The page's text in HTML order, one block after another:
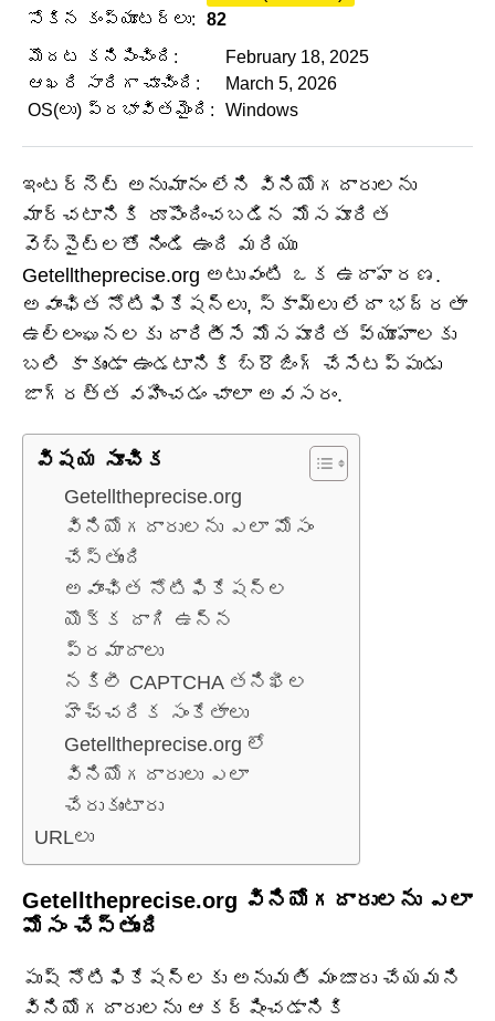
సోకిన కంప్యూటర్లు:
82
మొదట కనిపించింది:
February 18, 2025
ఆఖరి సారిగా చూచింది:
March 5, 2026
OS(లు) ప్రభావితమైంది:
Windows
ఇంటర్నెట్ అనుమానం లేని వినియోగదారులను
మార్చటానికి రూపొందించబడిన మోసపూరిత
వెబ్‌సైట్‌లతో నిండి ఉంది మరియు
Getelltheprecise.org అటువంటి ఒక ఉదాహరణ.
అవాంఛిత నోటిఫికేషన్‌లు, స్కామ్‌లు లేదా భద్రతా
ఉల్లంఘనలకు దారితీసే మోసపూరిత వ్యూహాలకు
బలి కాకుండా ఉండటానికి బ్రౌజింగ్ చేసేటప్పుడు
జాగ్రత్త వహించడం చాలా అవసరం.
విషయ సూచిక
Getelltheprecise.org
వినియోగదారులను ఎలా మోసం
చేస్తుంది
అవాంఛిత నోటిఫికేషన్ల
యొక్క దాగి ఉన్న
ప్రమాదాలు
నకిలీ CAPTCHA తనిఖీల
హెచ్చరిక సంకేతాలు
Getelltheprecise.org లో
వినియోగదారులు ఎలా
చేరుకుంటారు
URLలు
Getelltheprecise.org వినియోగదారులను ఎలా
మోసం చేస్తుంది
పుష్ నోటిఫికేషన్లకు అనుమతి మంజూరు చేయమని
వినియోగదారులను ఆకర్షించడానికి